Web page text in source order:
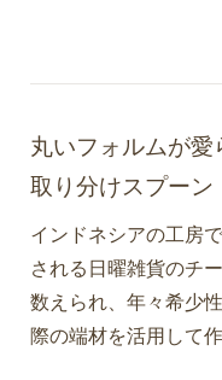
丸いフォルムが愛
取り分けスプーン
インドネシアの工房
される日曜雑貨のチ
数えられ、年々希少
際の端材を活用して